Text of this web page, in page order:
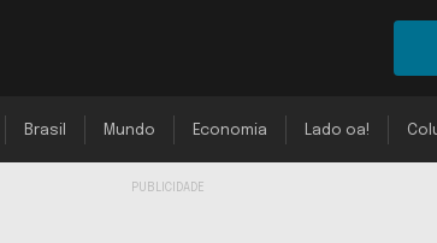
Brasil Mundo Economia Lado oa!